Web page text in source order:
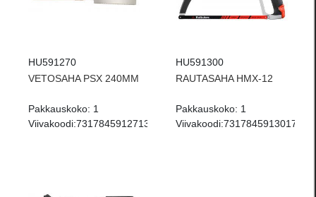
HU591270
VETOSAHA PSX 240MM
Pakkauskoko: 1
Viivakoodi:7317845912713
HU591300
RAUTASAHA HMX-12
Pakkauskoko: 1
Viivakoodi:7317845913017